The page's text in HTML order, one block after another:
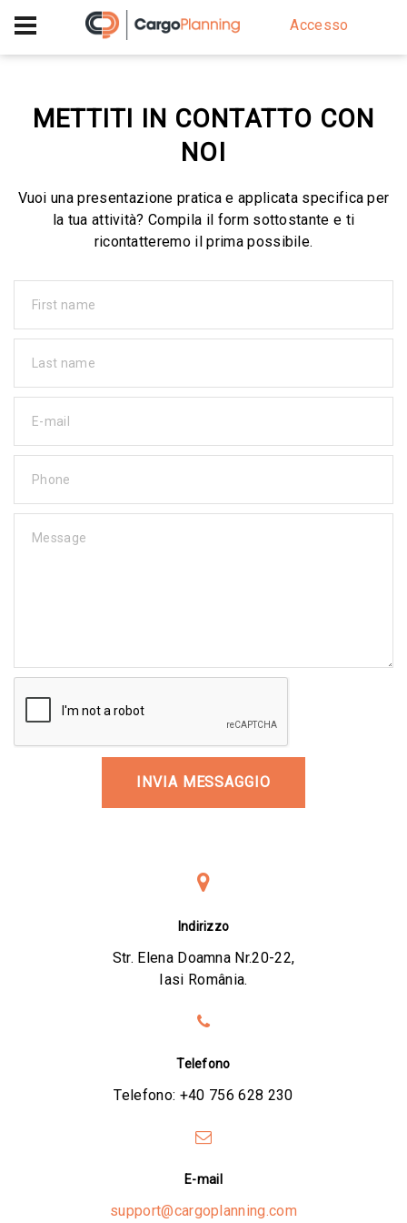
+40 756 628 230 Accesso
METTITI IN CONTATTO CON
NOI
Vuoi una presentazione pratica e applicata specifica per
la tua attività? Compila il form sottostante e ti
ricontatteremo il prima possibile.
First name
Last name
E-mail
Phone
Message
INVIA MESSAGGIO
Indirizzo
Str. Elena Doamna Nr.20-22,
Iasi România.
Telefono
Telefono: +40 756 628 230
E-mail
support@cargoplanning.com